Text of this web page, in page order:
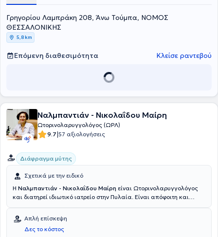
Γρηγορίου Λαμπράκη 208, Άνω Τούμπα, ΝΟΜΟΣ
ΘΕΣΣΑΛΟΝΙΚΗΣ
5,8 km
Επόμενη διαθεσιμότητα Κλείσε ραντεβού
Ναλμπαντιάν - Νικολαΐδου Μαίρη
Ωτορινολαρυγγολόγος (ΩΡΛ)
9.7|57 αξιολογήσεις
Διάφραγμα μύτης
Σχετικά με την ειδικό
Η Ναλμπαντιάν - Νικολαΐδου Μαίρη είναι Ωτορινολαρυγγολόγος
και διατηρεί ιδιωτικό ιατρείο στην Πυλαία. Είναι απόφοιτη και
Θεσσαλονίκης. Ειδικεύτηκε στη Χειρουργική στο Αντικαρκινικό
Νοσοκομείο Θεσσαλονίκης "Θεαγένειο" και στην
Ωτορινολαρυγγολογία στην Πανεπιστημιακή ΩΡΛ κλινική του
Απλή επίσκεψη
Δες το κόστος